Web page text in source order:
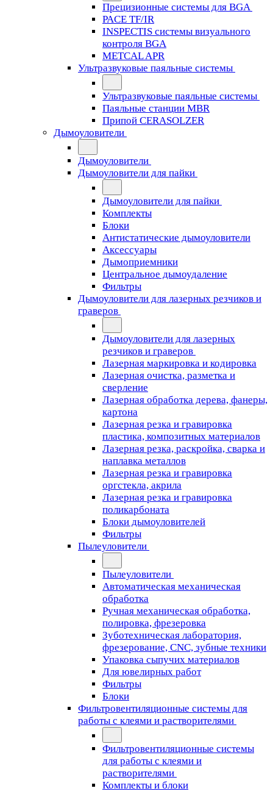
Прецизионные системы для BGA
PACE TF/IR
INSPECTIS системы визуального
контроля BGA
METCAL APR
Ультразвуковые паяльные системы
Ультразвуковые паяльные системы
Паяльные станции MBR
Припой CERASOLZER
Дымоуловители
Дымоуловители
Дымоуловители для пайки
Дымоуловители для пайки
Комплекты
Блоки
Антистатические дымоуловители
Аксессуары
Дымоприемники
Центральное дымоудаление
Фильтры
Дымоуловители для лазерных резчиков и
граверов
Дымоуловители для лазерных
резчиков и граверов
Лазерная маркировка и кодировка
Лазерная очистка, разметка и
сверление
Лазерная обработка дерева, фанеры,
картона
Лазерная резка и гравировка
пластика, композитных материалов
Лазерная резка, раскройка, сварка и
наплавка металлов
Лазерная резка и гравировка
оргстекла, акрила
Лазерная резка и гравировка
поликарбоната
Блоки дымоуловителей
Фильтры
Пылеуловители
Пылеуловители
Автоматическая механическая
обработка
Ручная механическая обработка,
полировка, фрезеровка
Зуботехническая лаборатория,
фрезерование, CNC, зубные техники
Упаковка сыпучих материалов
Для ювелирных работ
Фильтры
Блоки
Фильтровентиляционные системы для
работы с клеями и растворителями
Фильтровентиляционные системы
для работы с клеями и
растворителями
Комплекты и блоки